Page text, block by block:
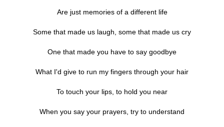
Are just memories of a different life
Some that made us laugh, some that made us cry
One that made you have to say goodbye
What I'd give to run my fingers through your hair
To touch your lips, to hold you near
When you say your prayers, try to understand